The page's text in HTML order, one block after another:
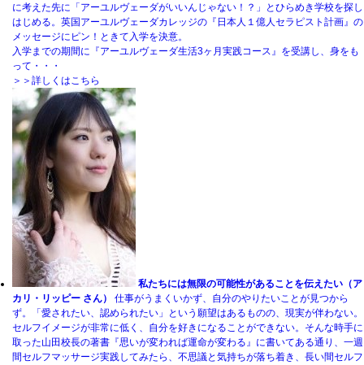
に考えた先に「アーユルヴェーダがいいんじゃない！？」とひらめき学校を探し
はじめる。英国アーユルヴェーダカレッジの『日本人１億人セラピスト計画』の
メッセージにピン！ときて入学を決意。
入学までの期間に『アーユルヴェーダ生活3ヶ月実践コース』を受講し、身をも
って・・・
＞＞詳しくはこちら
私たちには無限の可能性があることを伝えたい（ア
カリ・リッピー さん）
仕事がうまくいかず、自分のやりたいことが見つから
ず。「愛されたい、認められたい」という願望はあるものの、現実が伴わない。
セルフイメージが非常に低く、自分を好きになることができない。そんな時手に
取った山田校長の著書『思いが変われば運命が変わる』に書いてある通り、一週
間セルフマッサージ実践してみたら、不思議と気持ちが落ち着き、長い間セルフ